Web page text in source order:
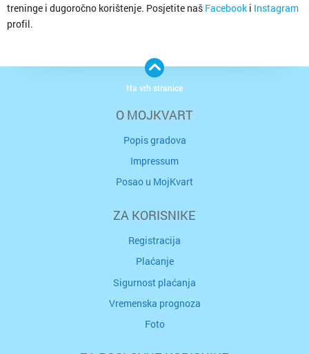
treninge i dugoročno korištenje. Posjetite naš Facebook i Instagram
profil.
O MOJKVART
Popis gradova
Impressum
Posao u MojKvart
ZA KORISNIKE
Registracija
Plaćanje
Sigurnost plaćanja
Vremenska prognoza
Foto
Na vrh stranice